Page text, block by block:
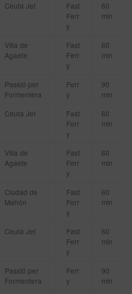
Ceuta Jet
Fast
Ferr
y
60
min
Villa de
Agaete
Fast
Ferr
y
60
min
Passió per
Formentera
Ferr
y
90
min
Ceuta Jet
Fast
Ferr
y
60
min
Villa de
Agaete
Fast
Ferr
y
60
min
Ciudad de
Mahón
Fast
Ferr
y
60
min
Ceuta Jet
Fast
Ferr
y
60
min
Passió per
Formentera
Ferr
y
90
min